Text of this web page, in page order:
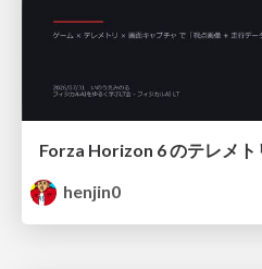
henjin0